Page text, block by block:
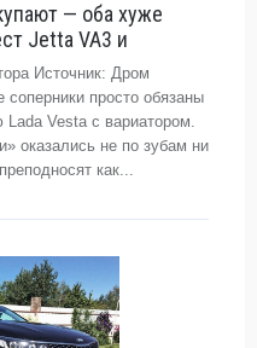
— оба хуже
Jetta VA3 и
Источник: Дром
просто обязаны
Vesta с вариатором.
оказались не по зубам ни
как...